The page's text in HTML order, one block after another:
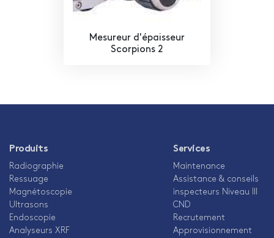
Mesureur d'épaisseur
Scorpions 2
Produits
Radiographie
Ressuage
Magnétoscopie
Ultrasons
Endoscopie
Analyseurs XRF
Services
Maintenance
Assistance & conseils
inspecteurs Niveau III
CND
Recrutement
Approvisionnement